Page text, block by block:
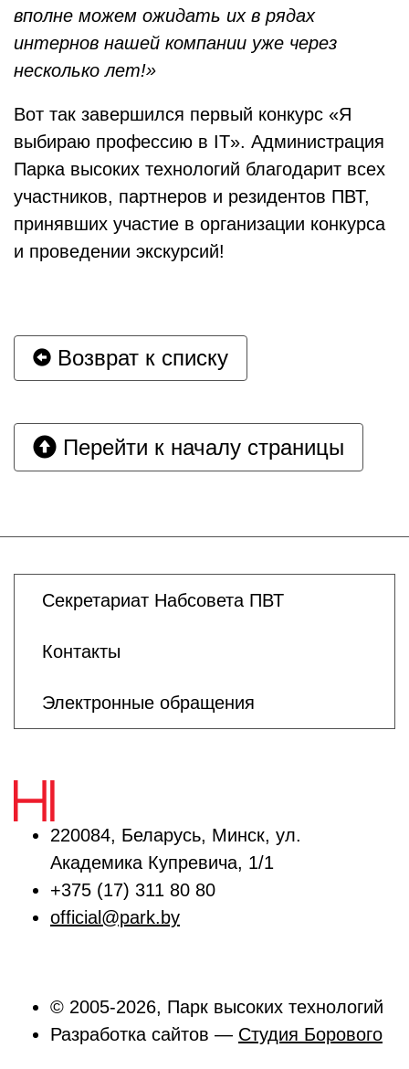
вполне можем ожидать их в рядах
интернов нашей компании уже через
несколько лет!»
Вот так завершился первый конкурс «Я
выбираю профессию в IT». Администрация
Парка высоких технологий благодарит всех
участников, партнеров и резидентов ПВТ,
принявших участие в организации конкурса
и проведении экскурсий!
Возврат к списку
Перейти к началу страницы
Секретариат Набсовета ПВТ
Контакты
Электронные обращения
220084, Беларусь, Минск, ул.
Академика Купревича, 1/1
+375 (17) 311 80 80
official@park.by
© 2005-2026, Парк высоких технологий
Разработка сайтов — Студия Борового